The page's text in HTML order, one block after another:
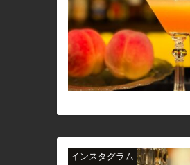
インスタグラム